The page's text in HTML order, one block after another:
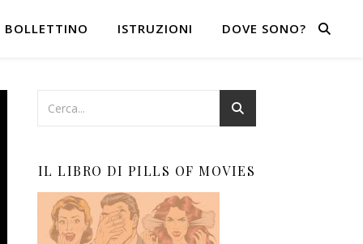
BOLLETTINO ISTRUZIONI DOVE SONO?
IL LIBRO DI PILLS OF MOVIES